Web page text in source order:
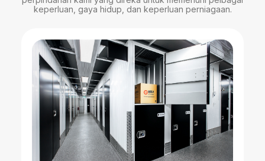
keperluan, gaya hidup, dan keperluan perniagaan.